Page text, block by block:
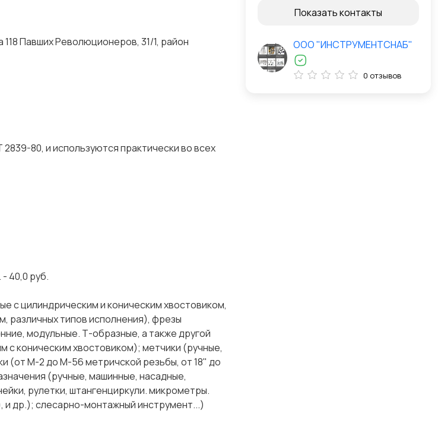
Павших Революционеров, 31/1, район
80, и используются практически во всех
40,0 руб.
с цилиндрическим и коническим хвостовиком,
различных типов исполнения), фрезы
модульные. Т-образные, а также другой
с коническим хвостовиком); метчики (ручные,
(от М-2 до М-56 метричской резьбы, от 18" до
(ручные, машинные, насадные,
рулетки, штангенциркули. микрометры.
и др.); слесарно-монтажный инструмент...)
Показать контакты
ООО "ИНСТРУМЕНТСНАБ"
0 отзывов